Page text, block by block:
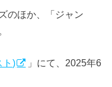
のほか、「ジャン
ト)
」にて、2025年6